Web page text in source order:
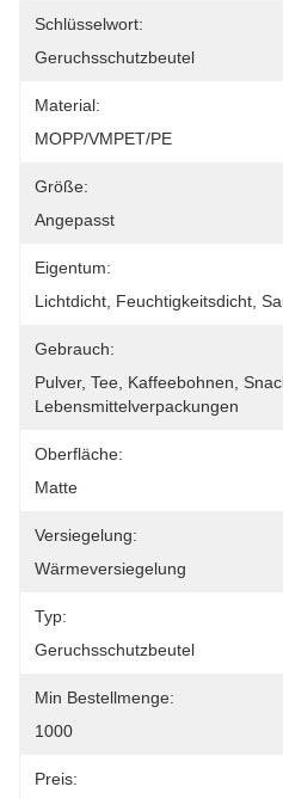
Schlüsselwort:
Geruchsschutzbeutel
Material:
MOPP/VMPET/PE
Größe:
Angepasst
Eigentum:
Lichtdicht, Feuchtigkeitsdicht,
Gebrauch:
Pulver, Tee, Kaffeebohnen,
Lebensmittelverpackungen
Oberfläche:
Matte
Versiegelung:
Wärmeversiegelung
Typ:
Geruchsschutzbeutel
Min Bestellmenge:
1000
Preis: